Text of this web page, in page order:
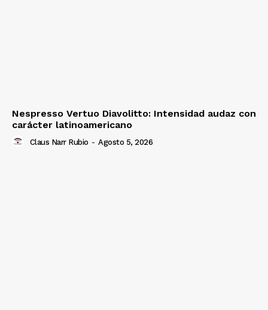
Nespresso Vertuo Diavolitto: Intensidad audaz con
carácter latinoamericano
Claus Narr Rubio - Agosto 5, 2026